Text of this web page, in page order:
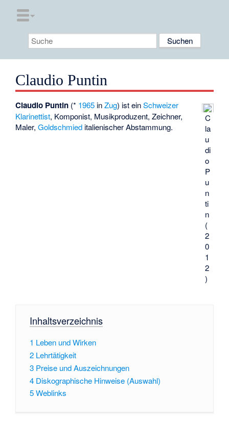
Claudio Puntin
C
la
u
di
o
P
u
n
ti
n
(
2
0
1
2
)
Claudio Puntin (* 1965 inZug) ist einSchweizer
Klarinettist, Komponist, Musikproduzent, Zeichner,
Maler,Goldschmied italienischer Abstammung.
Inhaltsverzeichnis
1 Leben und Wirken
2 Lehrtätigkeit
3 Preise und Auszeichnungen
4 Diskographische Hinweise (Auswahl)
5Weblinks